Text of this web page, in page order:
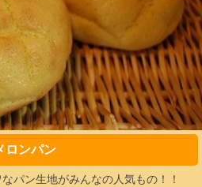
ロンパン
パン生地がみんなの人気もの！！